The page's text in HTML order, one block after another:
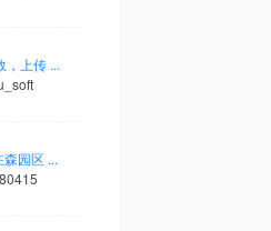
，上传 ...
园区 ...